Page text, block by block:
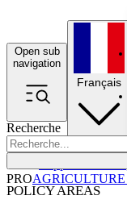
Open sub
navigation
Recherche
POLICY AREAS
Français
PRO